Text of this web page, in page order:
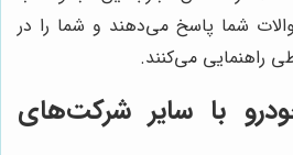
شما پاسخ می‌دهند و شما را در
راهنمایی می‌کنند.
با سایر شرکت‌های